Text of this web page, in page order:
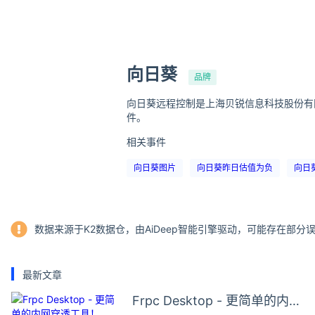
向日葵 品牌
向日葵远程控制是上海贝锐信息科技股份
件。
相关事件
向日葵图片 向日葵昨日估值为负 向日
数据来源于K2数据仓，由AiDeep智能引擎驱动，可能存在部分
最新文章
Frpc Desktop - 更简单的内网